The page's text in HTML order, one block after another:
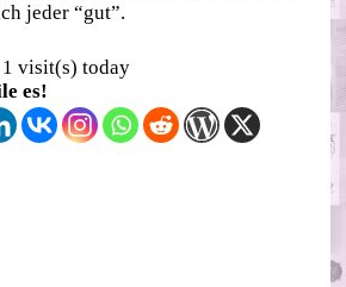
jeder “gut”.
visit(s) today
es!